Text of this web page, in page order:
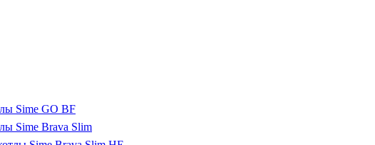
Sime GO BF
Sime Brava Slim